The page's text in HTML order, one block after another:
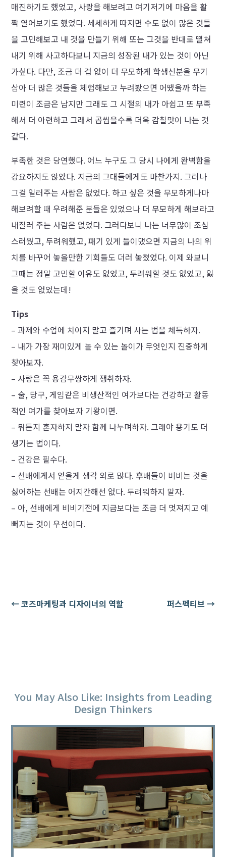
매진하기도 했었고, 사랑을 해보려고 여기저기에 마음을 활
짝 열어보기도 했었다. 세세하게 따지면 수도 없이 많은 것들
을 고민해보고 내 것을 만들기 위해 또는 그것을 반대로 떨쳐
내기 위해 사고하다보니 지금의 성장된 내가 있는 것이 아닌
가싶다. 다만, 조금 더 겁 없이 더 무모하게 학생신분을 무기
삼아 더 많은 것들을 체험해보고 누려봤으면 어땠을까 하는
미련이 조금은 남지만 그래도 그 시절의 내가 아쉽고 또 부족
해서 더 아련하고 그래서 곱씹을수록 더욱 감칠맛이 나는 것
같다.
부족한 것은 당연했다. 어느 누구도 그 당시 나에게 완벽함을
강요하지도 않았다. 지금의 그대들에게도 마찬가지. 그러나
그걸 일러주는 사람은 없었다. 하고 싶은 것을 무모하게나마
해보려할 때 우려해준 분들은 있었으나 더 무모하게 해보라고
내질러 주는 사람은 없었다. 그러다보니 나는 너무많이 조심
스러웠고, 두려워했고, 패기 있게 들이댔으면 지금의 나의 위
치를 바꾸어 놓을만한 기회들도 더러 놓쳤었다. 이제 와보니
그때는 정말 고민할 이유도 없었고, 두려워할 것도 없었고, 잃
을 것도 없었는데!
Tips
– 과제와 수업에 치이지 말고 즐기며 사는 법을 체득하자.
– 내가 가장 재미있게 놀 수 있는 놀이가 무엇인지 진중하게
찾아보자.
– 사랑은 꼭 용감무쌍하게 쟁취하자.
– 술, 당구, 게임같은 비생산적인 여가보다는 건강하고 활동
적인 여가를 찾아보자 기왕이면.
– 뭐든지 혼자하지 말자 함께 나누며하자. 그래야 용기도 더
생기는 법이다.
– 건강은 필수다.
– 선배에게서 얻을게 생각 외로 많다. 후배들이 비비는 것을
싫어하는 선배는 어지간해선 없다. 두려워하지 말자.
– 아, 선배에게 비비기전에 지금보다는 조금 더 멋져지고 예
뻐지는 것이 우선이다.
←코즈마케팅과 디자이너의 역할 퍼스펙티브 →
You May Also Like: Insights from Leading
Design Thinkers